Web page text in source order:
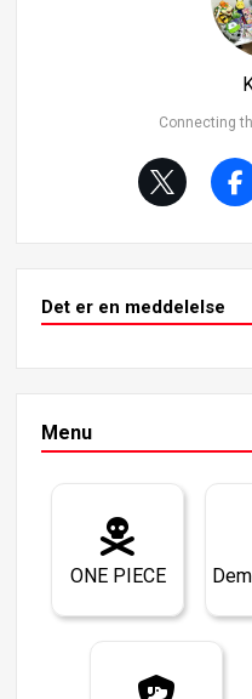
igere kræfter som noget
rke kædesavsmands
Safety snige sig ind på
Connecting
Det er en meddelelse
Menu
ONE PIECE